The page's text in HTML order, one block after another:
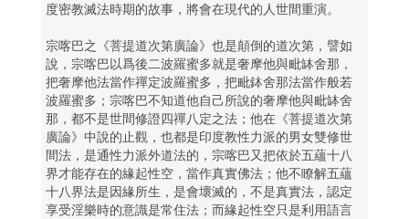
度密教滅法時期的故事，將會在現代的人世間重演。
宗喀巴之《菩提道次第廣論》也是顛倒的道次第，譬如
說，宗喀巴以爲後二波羅蜜多就是奢摩他與毗缽舍那，
把奢摩他法當作禪定波羅蜜多，把毗鉢舍那法當作般若
波羅蜜多；宗喀巴不知道他自己所說的奢摩他與毗缽舍
那，都不是世間修證四禪八定之法；他在《菩提道次第
廣論》中說的止觀，也都是印度教性力派的男女雙修世
間法，是通性力派外道法的，宗喀巴又把依於五蘊十八
界才能存在的緣起性空，當作真實佛法；他不瞭解五蘊
十八界法是因緣所生，是會壞滅的，不是真實法，認定
享受淫樂時的意識是常住法；而緣起性空只是利用語言